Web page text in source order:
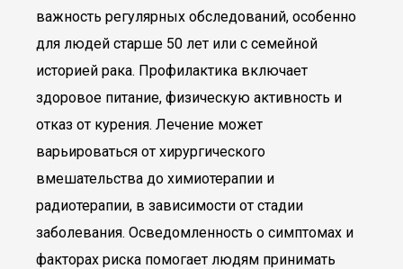
важность регулярных обследований, особенно
для людей старше 50 лет или с семейной
историей рака. Профилактика включает
здоровое питание, физическую активность и
отказ от курения. Лечение может
варьироваться от хирургического
вмешательства до химиотерапии и
радиотерапии, в зависимости от стадии
заболевания. Осведомленность о симптомах и
факторах риска помогает людям принимать